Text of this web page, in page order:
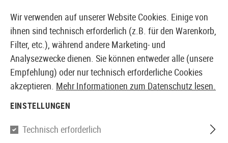
EUROPÄISCHER AIRSOFT SHOP & GROßHÄNDLER
Trinity Force
Wir verwenden auf unserer Website Cookies. Einige von
ihnen sind technisch erforderlich (z.B. für den Warenkorb,
Filter, etc.), während andere Marketing- und
Analysezwecke dienen. Sie können entweder alle (unsere
Empfehlung) oder nur technisch erforderliche Cookies
akzeptieren. Mehr Informationen zum Datenschutz lesen.
EINSTELLUNGEN
Technisch erforderlich